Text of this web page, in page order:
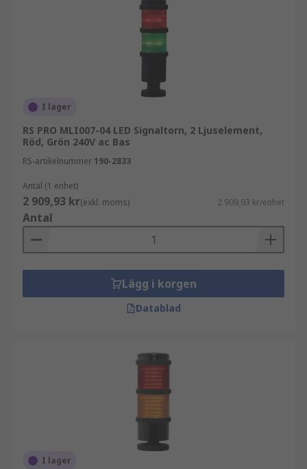
I lager
RS PRO MLI007-04 LED Signaltorn, 2 Ljuselement,
Röd, Grön 240V ac Bas
RS-artikelnummer 190-2833
Antal (1 enhet)
2 909,93 kr(exkl. moms) 2 909,93 kr/enhet
Antal
Lägg i korgen
Datablad
I lager